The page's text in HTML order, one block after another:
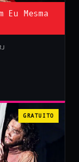
Eu Mesma
GRATUITO